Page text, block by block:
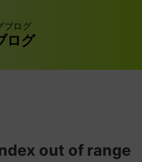
ブログ
ログ
out of range